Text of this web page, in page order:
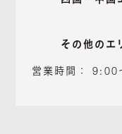
その他の
営業時間： 9:00